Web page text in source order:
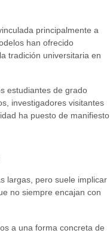
principalmente a
han ofrecido
tradición universitaria en
estudiantes de grado
investigadores visitantes
ha puesto de manifiesto
largas, pero suele implicar
no siempre encajan con
a una forma concreta de